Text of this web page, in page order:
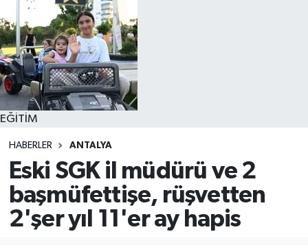
EĞİTİM
HABERLER ANTALYA
Eski SGK il müdürü ve 2
başmüfettişe, rüşvetten
2'şer yıl 11'er ay hapis